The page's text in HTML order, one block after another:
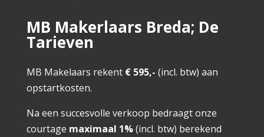
MB Makerlaars Breda; De
Tarieven
MB Makelaars rekent € 595,- (incl. btw) aan
opstartkosten.
Na een succesvolle verkoop bedraagt onze
courtage maximaal 1%(incl. btw) berekend